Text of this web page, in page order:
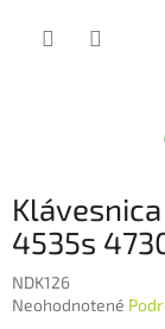
4535s
NDK126
Priemerné
Neohodnotené